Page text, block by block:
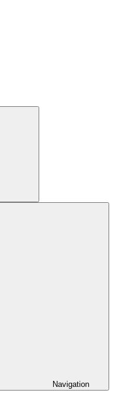
Navigation